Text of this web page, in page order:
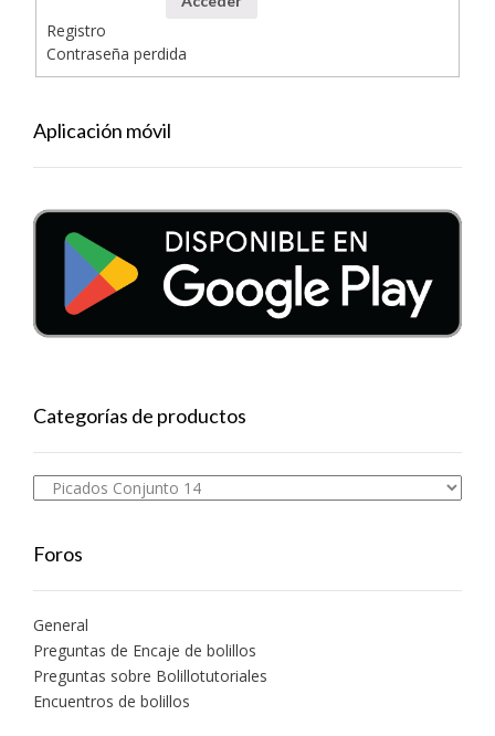
Registro
Contraseña perdida
Aplicación móvil
Categorías de productos
Foros
General
Preguntas de Encaje de bolillos
Preguntas sobre Bolillotutoriales
Encuentros de bolillos